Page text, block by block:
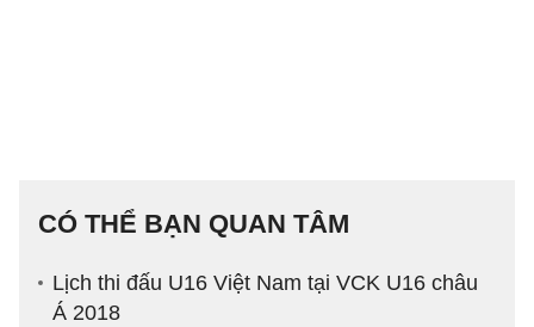
CÓ THỂ BẠN QUAN TÂM
Lịch thi đấu U16 Việt Nam tại VCK U16 châu
Á 2018